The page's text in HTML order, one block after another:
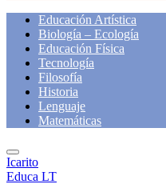
Educación Artística
Biología – Ecología
Educación Física
Tecnología
Filosofía
Historia
Lenguaje
Matemáticas
Icarito
Educa LT